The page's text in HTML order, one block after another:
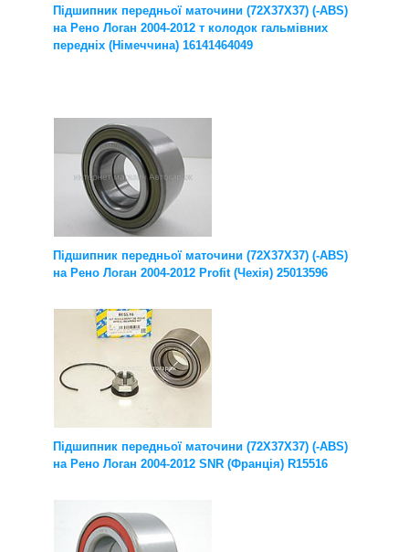
Підшипник передньої маточини (72X37X37) (-ABS)
на Рено Логан 2004-2012 т колодок гальмівних
передніх (Німеччина) 16141464049
Підшипник передньої маточини (72X37X37) (-ABS)
на Рено Логан 2004-2012 Profit (Чехія) 25013596
Підшипник передньої маточини (72X37X37) (-ABS)
на Рено Логан 2004-2012 SNR (Франція) R15516